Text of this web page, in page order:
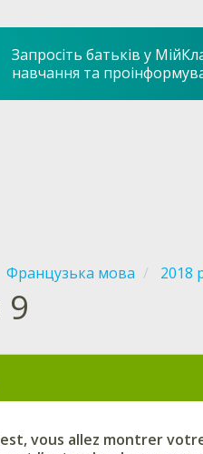
Запросіть батьків у
навчання та
Французька мова 2018
9
vous allez montrer